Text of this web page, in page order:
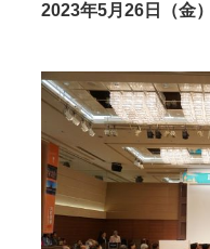
2023年5月26日（金